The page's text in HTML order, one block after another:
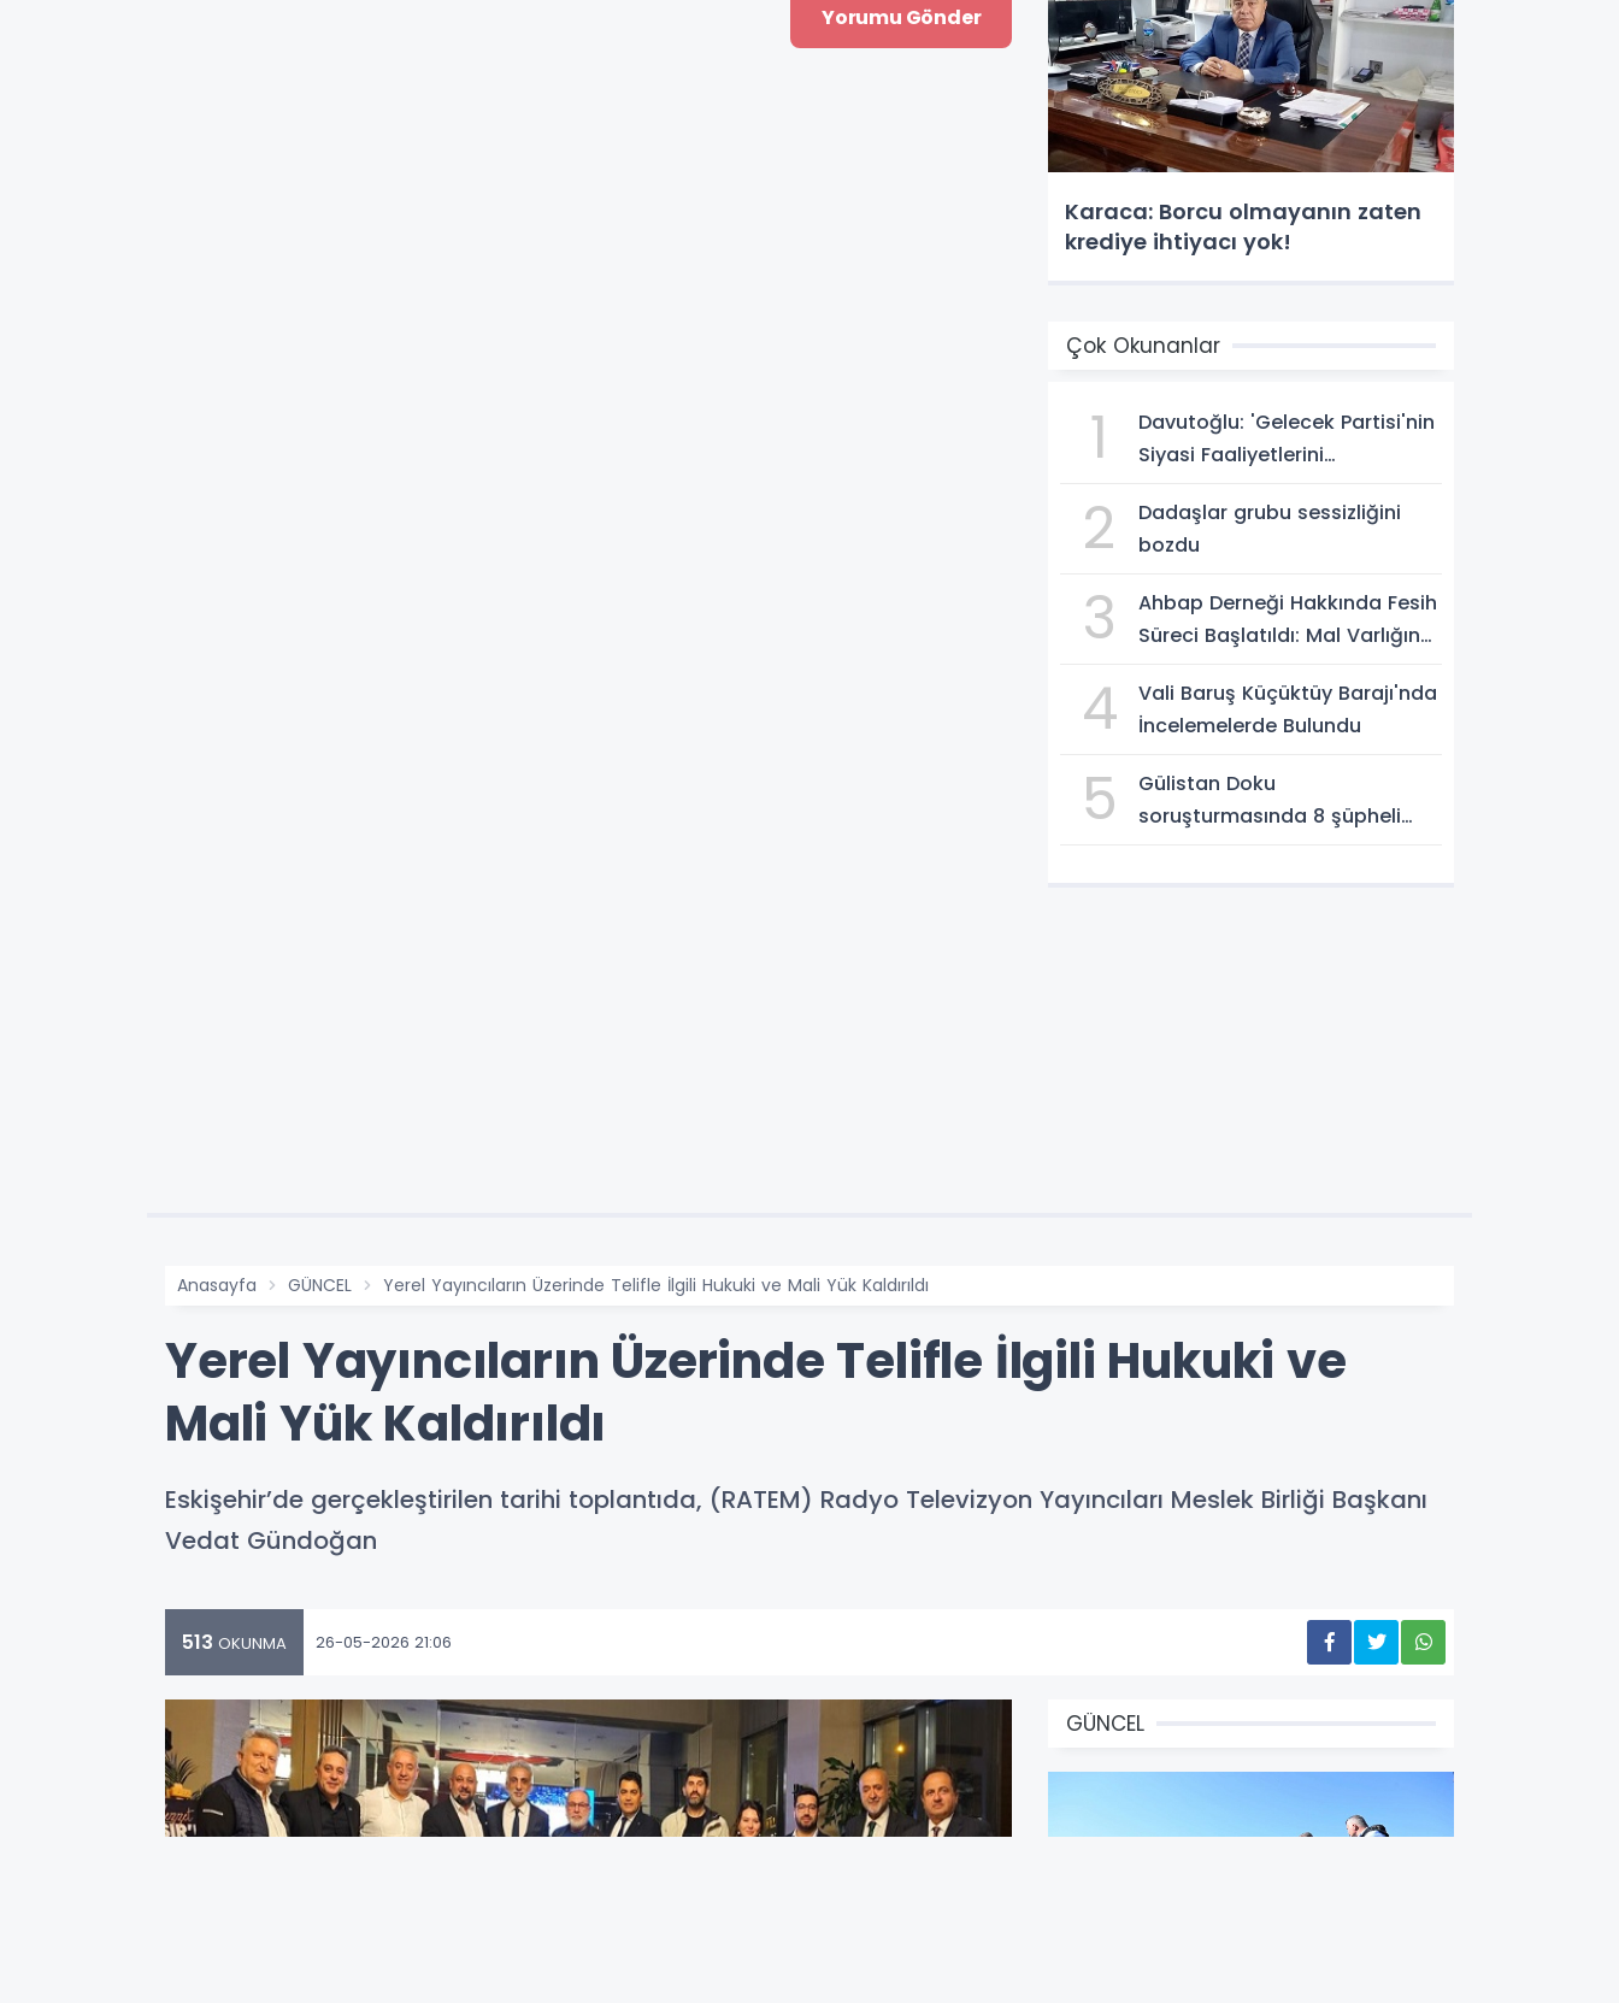
Karaca: Borcu olmayanın zaten
krediye ihtiyacı yok!
Çok Okunanlar
1
Davutoğlu: 'Gelecek Partisi'nin
Siyasi Faaliyetlerini
2
Dadaşlar grubu sessizliğini
bozdu
3
Ahbap Derneği Hakkında Fesih
Süreci Başlatıldı: Mal Varlığına
4
Vali Baruş Küçüktüy Barajı'nda
İncelemelerde Bulundu
5
Gülistan Doku
soruşturmasında 8 şüpheli
Anasayfa GÜNCEL Yerel Yayıncıların Üzerinde Telifle İlgili Hukuki ve Mali Yük Kaldırıldı
Yerel Yayıncıların Üzerinde Telifle İlgili Hukuki ve
Mali Yük Kaldırıldı
Eskişehir’de gerçekleştirilen tarihi toplantıda, (RATEM) Radyo Televizyon Yayıncıları Meslek Birliği Başkanı
Vedat Gündoğan
513 OKUNMA 26-05-2026 21:06
GÜNCEL